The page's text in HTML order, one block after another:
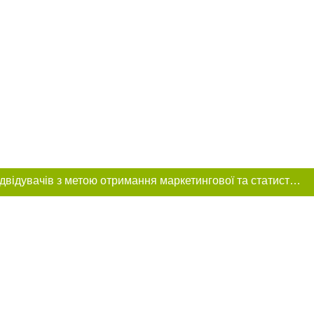
Цей сайт використовує «cookies». Також веб-сайт використовує інтернет-сервіс для збору технічних даних стосовно відвідувачів з метою отримання маркетингової та статистичної інформації. Умови обробки даних відвідувачів сайту див.